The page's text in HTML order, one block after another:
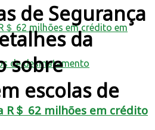
R＄ 62 milhões em crédito
de Segurança
da
sobre
escolas de